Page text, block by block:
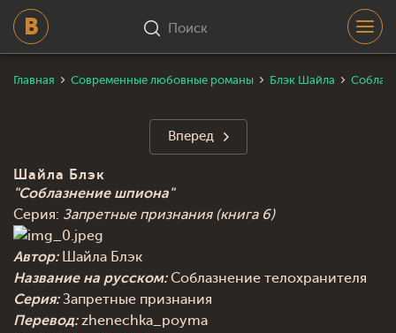
Поиск
Главная Современные любовные романы Блэк Шайла
Вперед
Шайла Блэк
"Соблазнение шпиона"
Серия: Запретные признания (книга 6)
Автор:Шайла Блэк
Название на русском:Соблазнение телохранителя
Серия:Запретные признания
Перевод:zhenechka_poyma